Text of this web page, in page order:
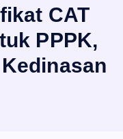
CAT
PPPK,